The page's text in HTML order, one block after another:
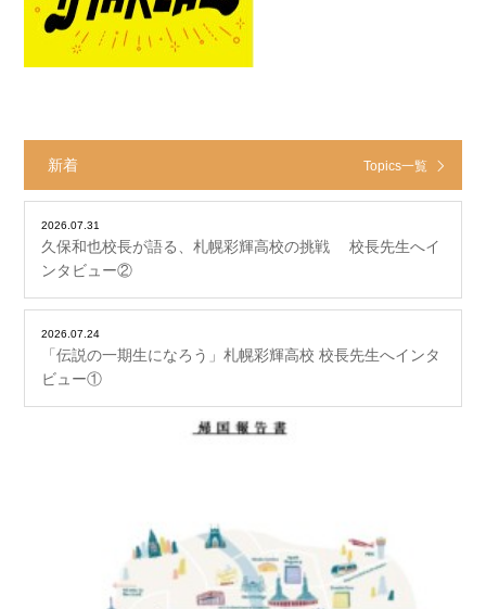
新着 Topics一覧
2026.07.31
久保和也校長が語る、札幌彩輝高校の挑戦 校長先生へイ
ンタビュー②
2026.07.24
「伝説の一期生になろう」札幌彩輝高校 校長先生へインタ
ビュー①